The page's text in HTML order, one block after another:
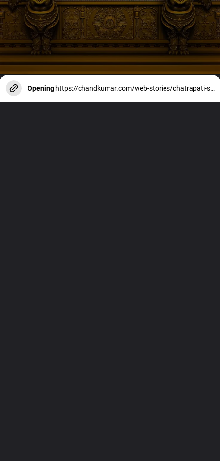
Opening https://chandkumar.com/web-stories/chatrapati-shivaji-maharaj-shivaji-maharaj-hai-bhartiya-itihas-ke-mahan-yedha/